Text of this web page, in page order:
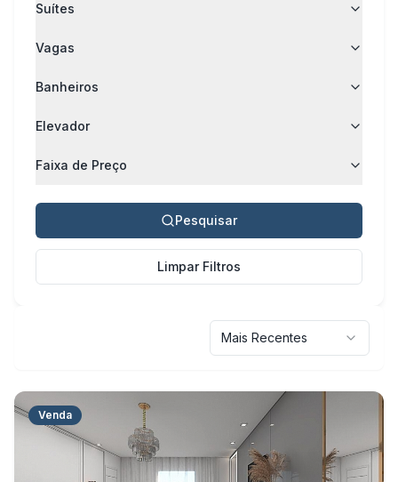
Suítes
Vagas
Banheiros
Elevador
Faixa de Preço
Pesquisar
Limpar Filtros
Mais Recentes
Venda